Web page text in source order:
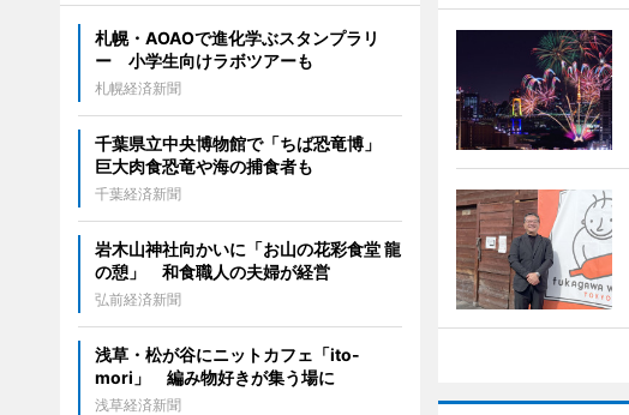
札幌・AOAOで進化学ぶスタンプラリ
ー 小学生向けラボツアーも
札幌経済新聞
千葉県立中央博物館で「ちば恐竜博」
巨大肉食恐竜や海の捕食者も
千葉経済新聞
岩木山神社向かいに「お山の花彩食堂 龍
の憩」 和食職人の夫婦が経営
弘前経済新聞
浅草・松が谷にニットカフェ「ito-
mori」 編み物好きが集う場に
浅草経済新聞